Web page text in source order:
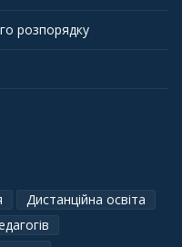
розпорядку
Дистанційна освіта